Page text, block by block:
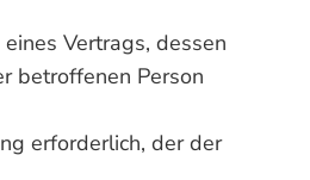
Vertrags, dessen
betroffenen Person
erforderlich, der der